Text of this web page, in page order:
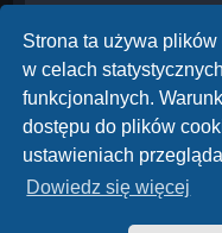
Strona ta używa
w celach
funkcjonalnych.
dostępu do plików
ustawieniach
Dowiedz się więcej
Strona główna